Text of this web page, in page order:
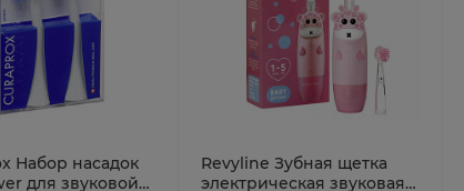
Набор насадок
для звуковой
Revyline Зубная щетка
электрическая звуковая